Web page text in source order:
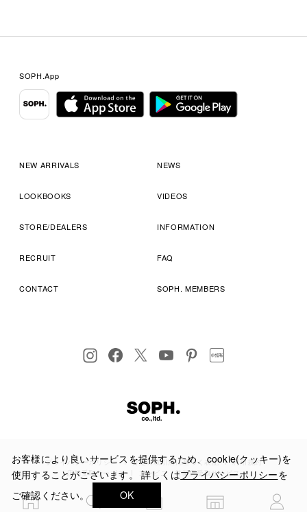
SOPH.App
NEW ARRIVALS NEWS
LOOKBOOKS VIDEOS
STORE/DEALERS INFORMATION
RECRUIT FAQ
CONTACT SOPH. MEMBERS
プライバシーポリシー 特定商取引法に基づく表記
利用規約
店舗受取サービス
コンビニ・営業店受取サービス
お客様により良いサービスを提供するため、cookie(クッキー)を
使用することがございます。 詳しくはプライバシーポリシーを
ご確認ください。
OK